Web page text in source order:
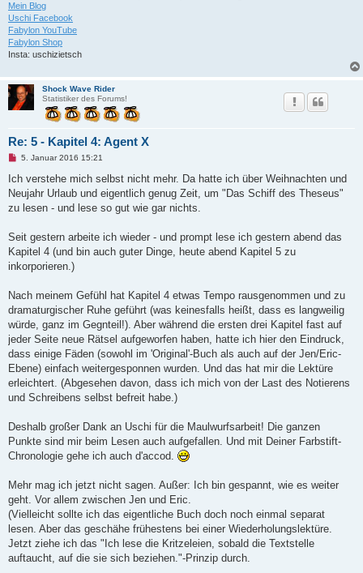
Mein Blog
Uschi Facebook
Fabylon YouTube
Fabylon Shop
Insta: uschizietsch
Shock Wave Rider
Statistiker des Forums!
Re: 5 - Kapitel 4: Agent X
U
g
l
e
n
r
B
t
a
g
5. Januar 2016 15:21
Ich verstehe mich selbst nicht mehr. Da hatte ich über Weihnachten und
Neujahr Urlaub und eigentlich genug Zeit, um "Das Schiff des Theseus"
zu lesen - und lese so gut wie gar nichts.
Seit gestern arbeite ich wieder - und prompt lese ich gestern abend das
Kapitel 4 (und bin auch guter Dinge, heute abend Kapitel 5 zu
inkorporieren.)
Nach meinem Gefühl hat Kapitel 4 etwas Tempo rausgenommen und zu
dramaturgischer Ruhe geführt (was keinesfalls heißt, dass es langweilig
würde, ganz im Gegnteil!). Aber während die ersten drei Kapitel fast auf
jeder Seite neue Rätsel aufgeworfen haben, hatte ich hier den Eindruck,
dass einige Fäden (sowohl im 'Original'-Buch als auch auf der Jen/Eric-
Ebene) einfach weitergesponnen wurden. Und das hat mir die Lektüre
erleichtert. (Abgesehen davon, dass ich mich von der Last des Notierens
und Schreibens selbst befreit habe.)
Deshalb großer Dank an Uschi für die Maulwurfsarbeit! Die ganzen
Punkte sind mir beim Lesen auch aufgefallen. Und mit Deiner Farbstift-
Chronologie gehe ich auch d'accod.
Mehr mag ich jetzt nicht sagen. Außer: Ich bin gespannt, wie es weiter
geht. Vor allem zwischen Jen und Eric.
(Vielleicht sollte ich das eigentliche Buch doch noch einmal separat
lesen. Aber das geschähe frühestens bei einer Wiederholungslektüre.
Jetzt ziehe ich das "Ich lese die Kritzeleien, sobald die Textstelle
auftaucht, auf die sie sich beziehen."-Prinzip durch.